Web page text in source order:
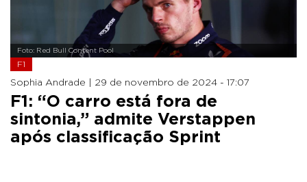
Foto: Red Bull Content Pool
F1
Sophia Andrade | 29 de novembro de 2024 - 17:07
F1: “O carro está fora de
sintonia,” admite Verstappen
após classificação Sprint